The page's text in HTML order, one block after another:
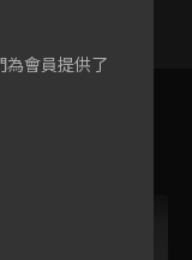
為會員提供了